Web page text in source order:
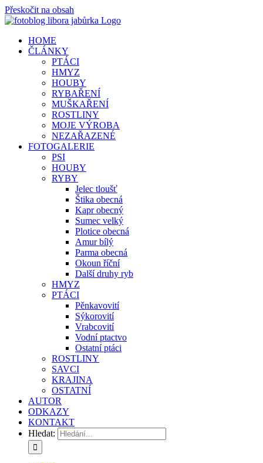
Přeskočit na obsah
HOME
ČLÁNKY
PTÁCI
HMYZ
HOUBY
RYBAŘENÍ
MUŠKAŘENÍ
ROSTLINY
MOJE VÝROBA
NEZAŘAZENÉ
FOTOGALERIE
PSI
HOUBY
RYBY
Jelec tloušť
Štika obecná
Kapr obecný
Sumec velký
Plotice obecná
Amur bílý
Parma obecná
Okoun říční
Další druhy ryb
HMYZ
PTÁCI
Pěnkavovití
Sýkorovití
Vrabcovití
Vodní ptactvo
Ostatní ptáci
ROSTLINY
SAVCI
KRAJINA
OSTATNÍ
AUTOR
ODKAZY
KONTAKT
Hledat: